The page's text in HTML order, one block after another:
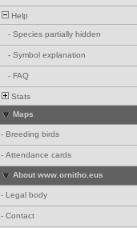
Help
- Species partially hidden
- Symbol explanation
- FAQ
Stats
Maps
- Breeding birds
- Attendance cards
About www.ornitho.eus
- Legal body
- Contact